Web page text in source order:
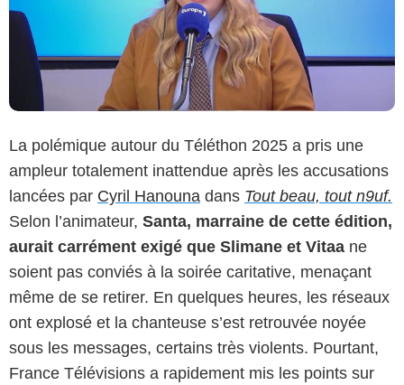
La polémique autour du Téléthon 2025 a pris une
ampleur totalement inattendue après les accusations
lancées par Cyril Hanouna dans Tout beau, tout n9uf.
Selon l’animateur, Santa, marraine de cette édition,
aurait carrément exigé que Slimane et Vitaa ne
soient pas conviés à la soirée caritative, menaçant
même de se retirer. En quelques heures, les réseaux
ont explosé et la chanteuse s’est retrouvée noyée
sous les messages, certains très violents. Pourtant,
France Télévisions a rapidement mis les points sur